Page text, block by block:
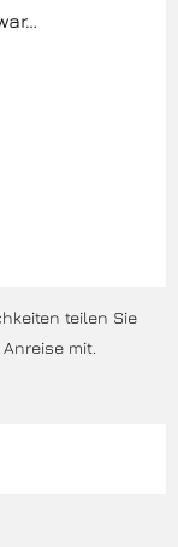
teilen Sie
mit.